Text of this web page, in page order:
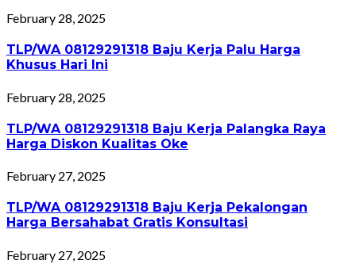
February 28, 2025
TLP/WA 08129291318 Baju Kerja Palu Harga
Khusus Hari Ini
February 28, 2025
TLP/WA 08129291318 Baju Kerja Palangka Raya
Harga Diskon Kualitas Oke
February 27, 2025
TLP/WA 08129291318 Baju Kerja Pekalongan
Harga Bersahabat Gratis Konsultasi
February 27, 2025